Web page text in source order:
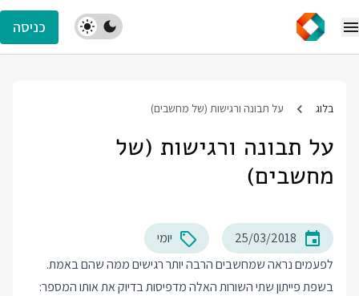
כניסה
בלוג על תבונה ורגישות (של מחשבים)
על תבונה ורגישות (של
מחשבים)
25/03/2018
יומי
לפעמים נראה שמחשבים הרבה יותר רגישים ממה שהם באמת.
בשפת פייתון שתי השורות האלה מדפיסות בדיוק את אותו המספר: